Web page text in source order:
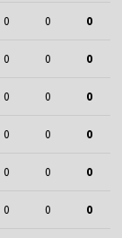
0 0 0
0 0 0
0 0 0
0 0 0
0 0 0
0 0 0